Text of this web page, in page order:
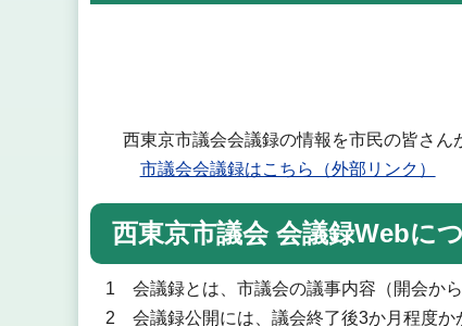
西東京市議会会議録の情報を市民の皆さん
市議会会議録はこちら（外部リンク）
西東京市議会 会議録Webに
1 会議録とは、市議会の議事内容（開会か
2 会議録公開には、議会終了後3か月程度か